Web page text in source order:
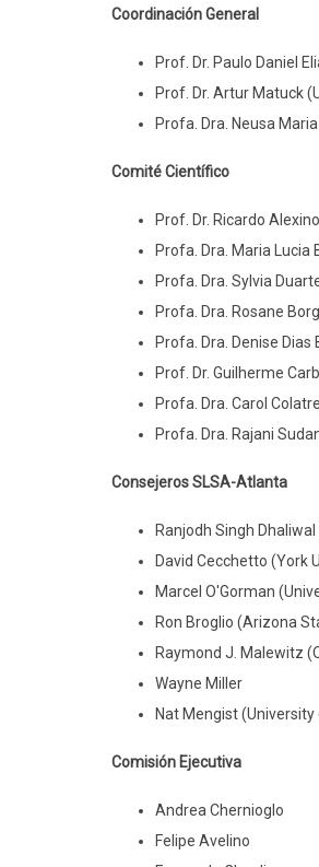
Coordinación General
Prof. Dr. Paulo Daniel
Prof. Dr. Artur Matuck
Profa. Dra. Neusa
Comité Científico
Prof. Dr. Ricardo
Profa. Dra. Maria Lucia
Profa. Dra. Sylvia
Profa. Dra. Rosane
Profa. Dra. Denise Dias
Prof. Dr. Guilherme
Profa. Dra. Carol
Profa. Dra. Rajani
Consejeros SLSA-Atlanta
Ranjodh Singh
David Cecchetto (York
Marcel O'Gorman
Ron Broglio (Arizona
Raymond J. Malewitz
Wayne Miller
Nat Mengist
Comisión Ejecutiva
Andrea Chernioglo
Felipe Avelino